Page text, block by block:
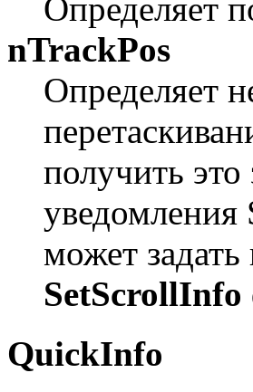
Определяет
nTrackPos
Определяет
получить
может
SetScrollInfo
QuickInfo